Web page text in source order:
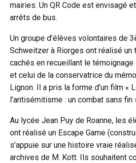
mairies. Un QR Code est envisagé
arrêts de bus.
Un groupe d’élèves volontaires de
Schweitzer à Riorges ont réalisé un
cachés en recueillant le témoignage
et celui de la conservatrice du
Lignon. Il a pris la forme d’un film «
l’antisémitisme : un combat sans fin
Au lycée Jean Puy de Roanne, les
ont réalisé un Escape Game
s’appuie sur une histoire vraie
archives de M. Kott. Ils souhaitent